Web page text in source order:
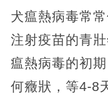
犬瘟熱病毒常
注射疫苗的青
瘟熱病毒的初
何癥狀，等4-8